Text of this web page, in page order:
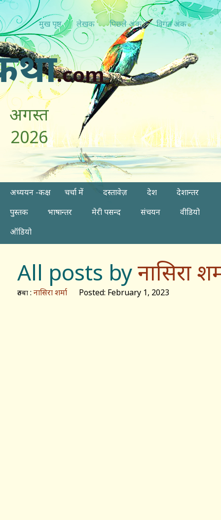
मुख पृष्ठ लेखक पिछ्ले अंक विगत अंक
.com
अगस्त
2026
अध्ययन -कक्ष चर्चा में दस्तावेज़ देश
देशान्तर
पुस्तक
भाषान्तर मेरी पसन्द संचयन
वीडियो
ऑडियो
All posts byनासिरा
रुतबा : नासिरा शर्मा Posted: February 1, 2023